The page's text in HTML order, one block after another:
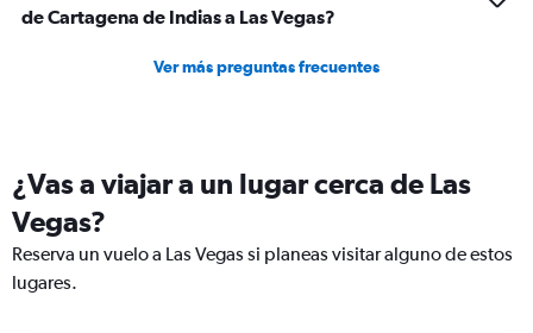
de Cartagena de Indias a Las Vegas?
Ver más preguntas frecuentes
¿Vas a viajar a un lugar cerca de Las
Vegas?
Reserva un vuelo a Las Vegas si planeas visitar alguno de estos
lugares.